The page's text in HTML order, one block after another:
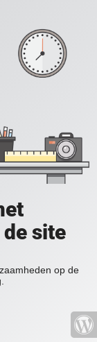
site
op de